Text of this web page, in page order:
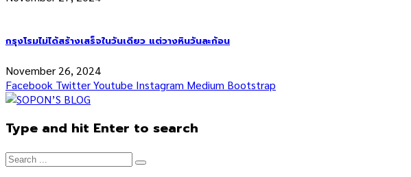
กรุงโรมไม่ได้สร้างเสร็จในวันเดียว แต่วางหินวันละก้อน
November 26, 2024
Facebook TwitterYoutube Instagram Medium Bootstrap
Type and hit Enter to search